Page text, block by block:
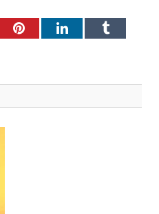
PinterestLinkedInTumblr